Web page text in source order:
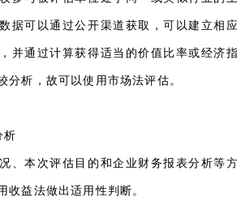
据可以通过公开渠道获取，可以建立相
并通过计算获得适当的价值比率或经济
分析，故可以使用市场法评估。
析
、本次评估目的和企业财务报表分析等
收益法做出适用性判断。